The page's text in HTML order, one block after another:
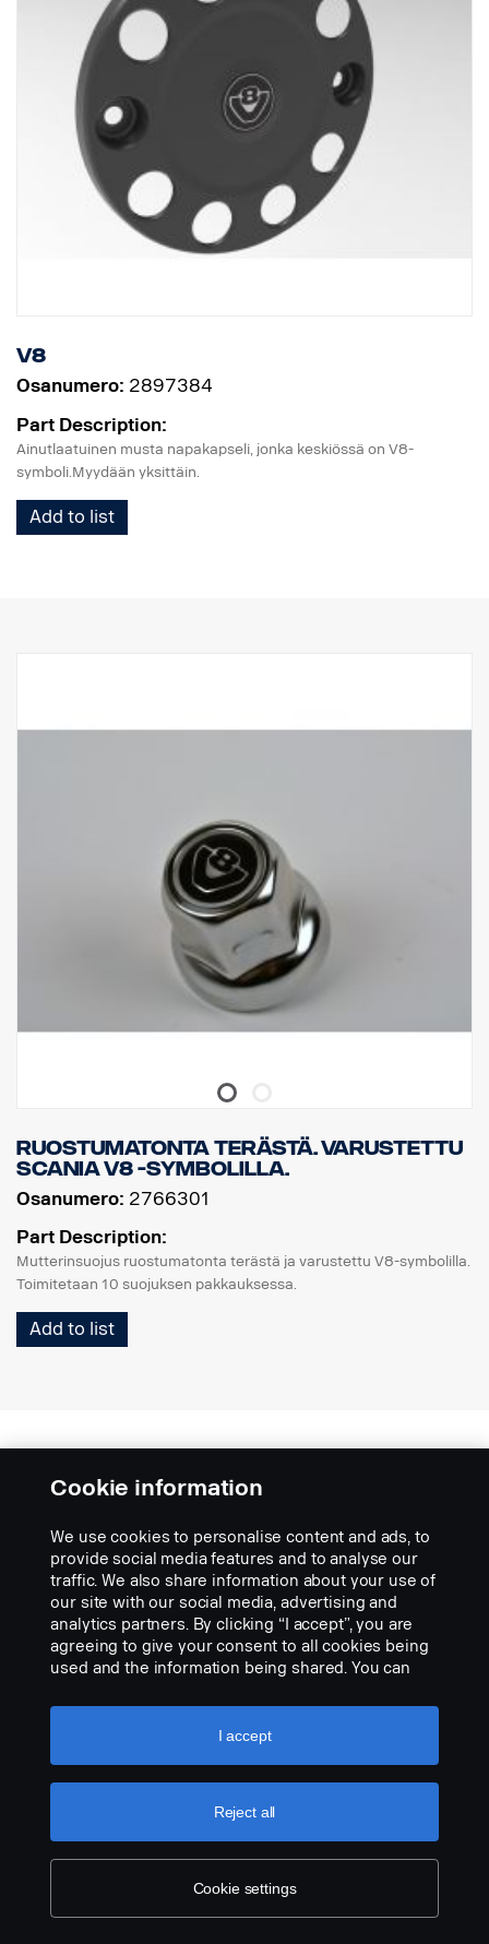
V8
Osanumero: 2897384
Part Description:
Ainutlaatuinen musta napakapseli, jonka keskiössä on V8-
symboli.Myydään yksittäin.
Add to list
Ruostumatonta terästä. Varustettu
Scania V8 -symbolilla.
Osanumero: 2766301
Part Description:
Mutterinsuojus ruostumatonta terästä ja varustettu V8-symbolilla.
Toimitetaan 10 suojuksen pakkauksessa.
Add to list
Cookie information
We use cookies to personalise content and ads, to
provide social media features and to analyse our
traffic. We also share information about your use of
our site with our social media, advertising and
analytics partners. By clicking “I accept”, you are
agreeing to give your consent to all cookies being
used and the information being shared. You can
settings” and selecting the categories you’d like to
accept. For a more detailed explanation of how we
Cookie settings
Reject all
I accept